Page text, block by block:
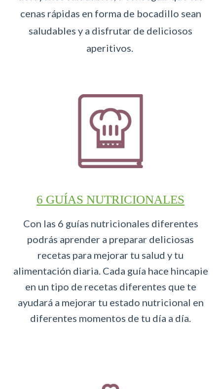
cenas rápidas en forma de bocadillo sean
saludables y a disfrutar de deliciosos
aperitivos.
6 GUÍAS NUTRICIONALES
Con las 6 guías nutricionales diferentes
podrás aprender a preparar deliciosas
recetas para mejorar tu salud y tu
alimentación diaria. Cada guía hace hincapie
en un tipo de recetas diferentes que te
ayudará a mejorar tu estado nutricional en
diferentes momentos de tu día a día.